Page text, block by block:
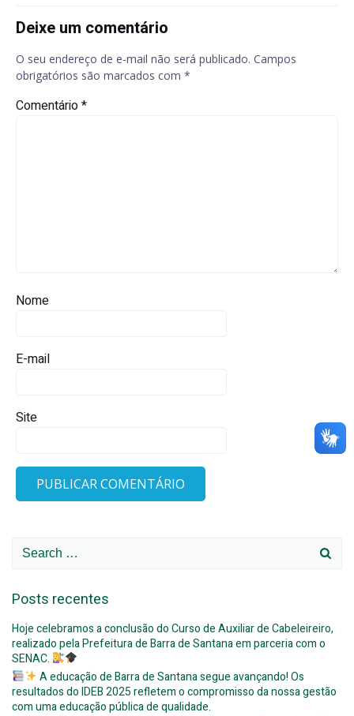
Deixe um comentário
O seu endereço de e-mail não será publicado. Campos
obrigatórios são marcados com *
Comentário*
Nome
E-mail
Site
Search
Posts recentes
Hoje celebramos a conclusão do Curso de Auxiliar de Cabeleireiro,
realizado pela Prefeitura de Barra de Santana em parceria com o
SENAC.
A educação de Barra de Santana segue avançando! Os
resultados do IDEB 2025 refletem o compromisso da nossa gestão
com uma educação pública de qualidade.